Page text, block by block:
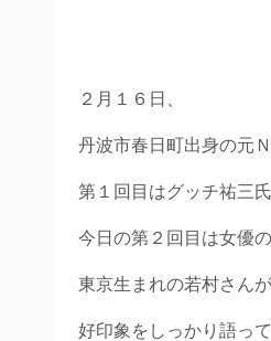
２月１６日、
丹波市春日町出身の元
第１回目はグッチ祐三氏
今日の第２回目は女優
東京生まれの若村さん
好印象をしっかり語っ